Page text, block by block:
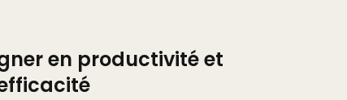
en productivité et